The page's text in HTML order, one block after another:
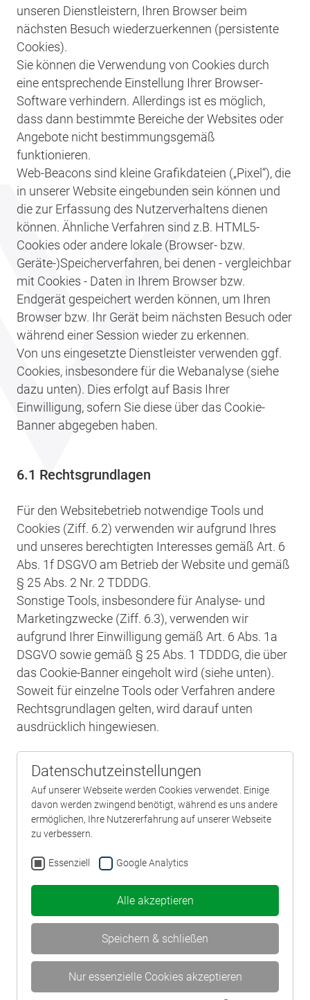
unseren Dienstleistern, Ihren Browser beim
nächsten Besuch wiederzuerkennen (persistente
Cookies).
Sie können die Verwendung von Cookies durch
eine entsprechende Einstellung Ihrer Browser-
Software verhindern. Allerdings ist es möglich,
dass dann bestimmte Bereiche der Websites oder
Angebote nicht bestimmungsgemäß
funktionieren.
Web-Beacons sind kleine Grafikdateien („Pixel“), die
in unserer Website eingebunden sein können und
die zur Erfassung des Nutzerverhaltens dienen
können. Ähnliche Verfahren sind z.B. HTML5-
Cookies oder andere lokale (Browser- bzw.
Geräte-)Speicherverfahren, bei denen - vergleichbar
mit Cookies - Daten in Ihrem Browser bzw.
Endgerät gespeichert werden können, um Ihren
Browser bzw. Ihr Gerät beim nächsten Besuch oder
während einer Session wieder zu erkennen.
Von uns eingesetzte Dienstleister verwenden ggf.
Cookies, insbesondere für die Webanalyse (siehe
dazu unten). Dies erfolgt auf Basis Ihrer
Einwilligung, sofern Sie diese über das Cookie-
Banner abgegeben haben.
6.1 Rechtsgrundlagen
Für den Websitebetrieb notwendige Tools und
Cookies (Ziff. 6.2) verwenden wir aufgrund Ihres
und unseres berechtigten Interesses gemäß Art. 6
Abs. 1f DSGVO am Betrieb der Website und gemäß
§ 25 Abs. 2 Nr. 2 TDDDG.
Sonstige Tools, insbesondere für Analyse- und
Marketingzwecke (Ziff. 6.3), verwenden wir
aufgrund Ihrer Einwilligung gemäß Art. 6 Abs. 1a
DSGVO sowie gemäß § 25 Abs. 1 TDDDG, die über
das Cookie-Banner eingeholt wird (siehe unten).
Soweit für einzelne Tools oder Verfahren andere
Rechtsgrundlagen gelten, wird darauf unten
ausdrücklich hingewiesen.
Datenschutzeinstellungen
Auf unserer Webseite werden Cookies verwendet. Einige
davon werden zwingend benötigt, während es uns andere
ermöglichen, Ihre Nutzererfahrung auf unserer Webseite
zu verbessern.
Essenziell Google Analytics
Alle akzeptieren
Speichern & schließen
Nur essenzielle Cookies akzeptieren